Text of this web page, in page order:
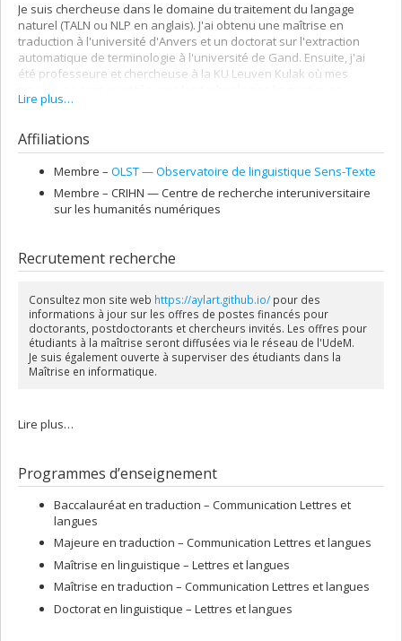
Je suis chercheuse dans le domaine du traitement du langage
naturel (TALN ou NLP en anglais). J'ai obtenu une maîtrise en
traduction à l'université d'Anvers et un doctorat sur l'extraction
automatique de terminologie à l'université de Gand. Ensuite, j'ai
été professeure et chercheuse à la KU Leuven Kulak où mes
multilingues.
Lire plus…
Affiliations
Membre – OLST — Observatoire de linguistique Sens-Texte
Membre – CRIHN — Centre de recherche interuniversitaire
sur les humanités numériques
Recrutement recherche
Consultez mon site web https://aylart.github.io/pour des
informations à jour sur les offres de postes financés pour
doctorants, postdoctorants et chercheurs invités. Les offres pour
étudiants à la maîtrise seront diffusées via le réseau de l'UdeM.
Je suis également ouverte à superviser des étudiants dans la
Maîtrise en informatique.
Lire plus…
Programmes d’enseignement
Baccalauréat en traduction – Communication Lettres et
langues
Majeure en traduction – Communication Lettres et langues
Maîtrise en linguistique – Lettres et langues
Maîtrise en traduction – Communication Lettres et langues
Doctorat en linguistique – Lettres et langues